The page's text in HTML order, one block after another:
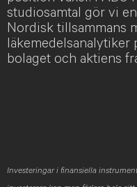
studiosamtal gör vi
Nordisk tillsammans
läkemedelsanalytiker
bolaget och aktiens
Investeringar i finansiella